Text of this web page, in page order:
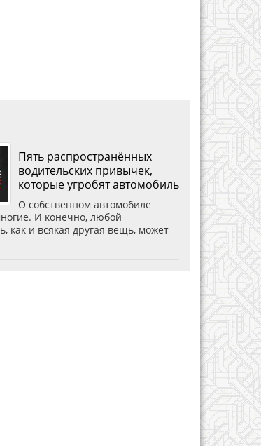
Пять распространённых
водительских привычек,
которые угробят автомобиль
О собственном автомобиле
И конечно, любой
как и всякая другая вещь, может